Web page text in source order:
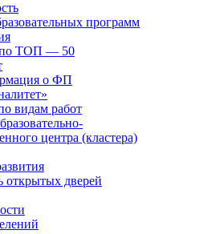
программ
ТОП — 50
о ФП
видам работ
центра (кластера)
открытых дверей